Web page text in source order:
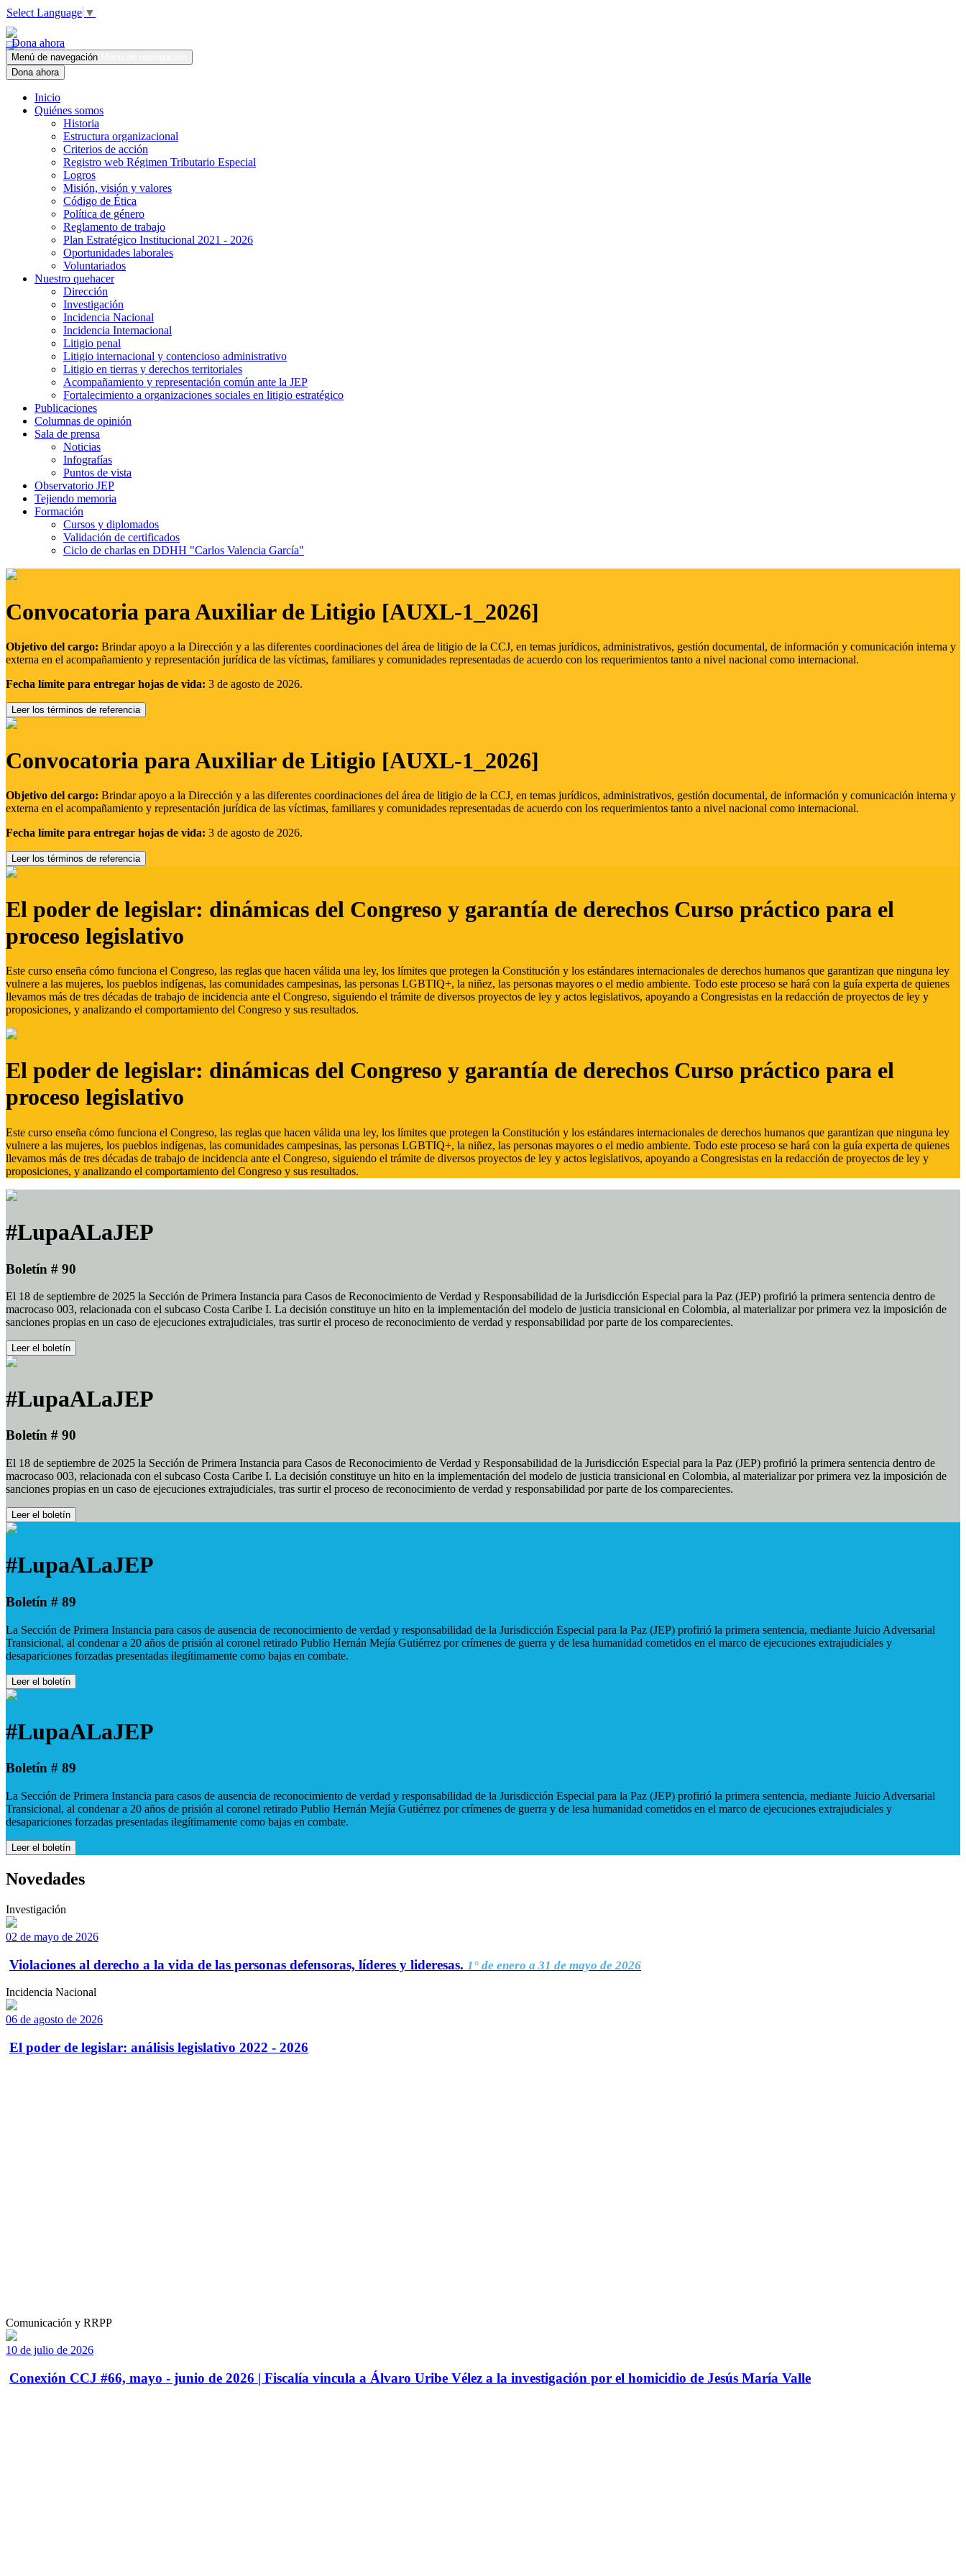
Select Language ▼
Dona ahora
Menú de navegación
Dona ahora
Inicio
Quiénes somos
Historia
Estructura organizacional
Criterios de acción
Registro web Régimen Tributario Especial
Logros
Misión, visión y valores
Código de Ética
Política de género
Reglamento de trabajo
Plan Estratégico Institucional 2021 - 2026
Oportunidades laborales
Voluntariados
Nuestro quehacer
Dirección
Investigación
Incidencia Nacional
Incidencia Internacional
Litigio penal
Litigio internacional y contencioso administrativo
Litigio en tierras y derechos territoriales
Acompañamiento y representación común ante la JEP
Fortalecimiento a organizaciones sociales en litigio estratégico
Publicaciones
Columnas de opinión
Sala de prensa
Noticias
Infografías
Puntos de vista
Observatorio JEP
Tejiendo memoria
Formación
Cursos y diplomados
Validación de certificados
Ciclo de charlas en DDHH "Carlos Valencia García"
Convocatoria para Auxiliar de Litigio [AUXL-1_2026]
Objetivo del cargo: Brindar apoyo a la Dirección y a las diferentes coordinaciones del área de litigio de la CCJ, en temas jurídicos, administrativos, gestión documental, de información y comunicación interna y
externa en el acompañamiento y representación jurídica de las víctimas, familiares y comunidades representadas de acuerdo con los requerimientos tanto a nivel nacional como internacional.
Fecha límite para entregar hojas de vida: 3 de agosto de 2026.
Leer los términos de referencia
Convocatoria para Auxiliar de Litigio [AUXL-1_2026]
Objetivo del cargo: Brindar apoyo a la Dirección y a las diferentes coordinaciones del área de litigio de la CCJ, en temas jurídicos, administrativos, gestión documental, de información y comunicación interna y
externa en el acompañamiento y representación jurídica de las víctimas, familiares y comunidades representadas de acuerdo con los requerimientos tanto a nivel nacional como internacional.
Fecha límite para entregar hojas de vida: 3 de agosto de 2026.
Leer los términos de referencia
El poder de legislar: dinámicas del Congreso y garantía de derechos Curso práctico para el
proceso legislativo
Este curso enseña cómo funciona el Congreso, las reglas que hacen válida una ley, los límites que protegen la Constitución y los estándares internacionales de derechos humanos que garantizan que ninguna ley
vulnere a las mujeres, los pueblos indígenas, las comunidades campesinas, las personas LGBTIQ+, la niñez, las personas mayores o el medio ambiente. Todo este proceso se hará con la guía experta de quienes
llevamos más de tres décadas de trabajo de incidencia ante el Congreso, siguiendo el trámite de diversos proyectos de ley y actos legislativos, apoyando a Congresistas en la redacción de proyectos de ley y
proposiciones, y analizando el comportamiento del Congreso y sus resultados.
El poder de legislar: dinámicas del Congreso y garantía de derechos Curso práctico para el
proceso legislativo
Este curso enseña cómo funciona el Congreso, las reglas que hacen válida una ley, los límites que protegen la Constitución y los estándares internacionales de derechos humanos que garantizan que ninguna ley
vulnere a las mujeres, los pueblos indígenas, las comunidades campesinas, las personas LGBTIQ+, la niñez, las personas mayores o el medio ambiente. Todo este proceso se hará con la guía experta de quienes
llevamos más de tres décadas de trabajo de incidencia ante el Congreso, siguiendo el trámite de diversos proyectos de ley y actos legislativos, apoyando a Congresistas en la redacción de proyectos de ley y
proposiciones, y analizando el comportamiento del Congreso y sus resultados.
#LupaALaJEP
Boletín # 90
El 18 de septiembre de 2025 la Sección de Primera Instancia para Casos de Reconocimiento de Verdad y Responsabilidad de la Jurisdicción Especial para la Paz (JEP) profirió la primera sentencia dentro de
macrocaso 003, relacionada con el subcaso Costa Caribe I. La decisión constituye un hito en la implementación del modelo de justicia transicional en Colombia, al materializar por primera vez la imposición de
sanciones propias en un caso de ejecuciones extrajudiciales, tras surtir el proceso de reconocimiento de verdad y responsabilidad por parte de los comparecientes.
Leer el boletín
#LupaALaJEP
Boletín # 90
El 18 de septiembre de 2025 la Sección de Primera Instancia para Casos de Reconocimiento de Verdad y Responsabilidad de la Jurisdicción Especial para la Paz (JEP) profirió la primera sentencia dentro de
macrocaso 003, relacionada con el subcaso Costa Caribe I. La decisión constituye un hito en la implementación del modelo de justicia transicional en Colombia, al materializar por primera vez la imposición de
sanciones propias en un caso de ejecuciones extrajudiciales, tras surtir el proceso de reconocimiento de verdad y responsabilidad por parte de los comparecientes.
Leer el boletín
#LupaALaJEP
Boletín # 89
La Sección de Primera Instancia para casos de ausencia de reconocimiento de verdad y responsabilidad de la Jurisdicción Especial para la Paz (JEP) profirió la primera sentencia, mediante Juicio Adversarial
Transicional, al condenar a 20 años de prisión al coronel retirado Publio Hernán Mejía Gutiérrez por crímenes de guerra y de lesa humanidad cometidos en el marco de ejecuciones extrajudiciales y
desapariciones forzadas presentadas ilegítimamente como bajas en combate.
Leer el boletín
#LupaALaJEP
Boletín # 89
La Sección de Primera Instancia para casos de ausencia de reconocimiento de verdad y responsabilidad de la Jurisdicción Especial para la Paz (JEP) profirió la primera sentencia, mediante Juicio Adversarial
Transicional, al condenar a 20 años de prisión al coronel retirado Publio Hernán Mejía Gutiérrez por crímenes de guerra y de lesa humanidad cometidos en el marco de ejecuciones extrajudiciales y
desapariciones forzadas presentadas ilegítimamente como bajas en combate.
Leer el boletín
Novedades
Investigación
02 de mayo de 2026
Violaciones al derecho a la vida de las personas defensoras, líderes y lideresas. 1° de enero a 31 de mayo de 2026
Incidencia Nacional
06 de agosto de 2026
El poder de legislar: análisis legislativo 2022 - 2026
Comunicación y RRPP
10 de julio de 2026
Conexión CCJ #66, mayo - junio de 2026 | Fiscalía vincula a Álvaro Uribe Vélez a la investigación por el homicidio de Jesús María Valle